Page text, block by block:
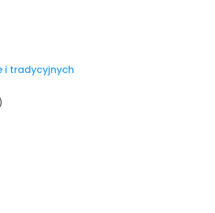
i tradycyjnych